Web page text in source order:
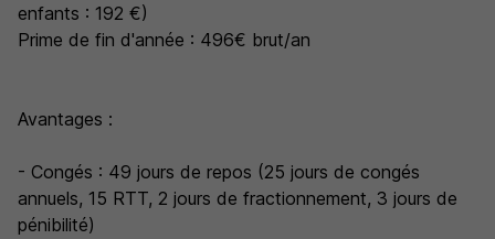
enfants : 192 €)
Prime de fin d'année : 496€ brut/an
Avantages :
- Congés : 49 jours de repos (25 jours de congés
annuels, 15 RTT, 2 jours de fractionnement, 3 jours de
pénibilité)